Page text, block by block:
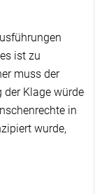
ist zu
muss der
der Klage würde
in
wurde,